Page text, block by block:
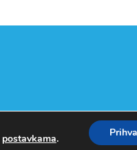
postavkama.